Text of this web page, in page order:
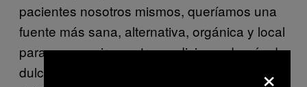
pacientes nosotros mismos, queríamos una
fuente más sana, alternativa, orgánica y local
para conseguir nuestra medicina; además de
dulces y cosas horneadas, porque
×